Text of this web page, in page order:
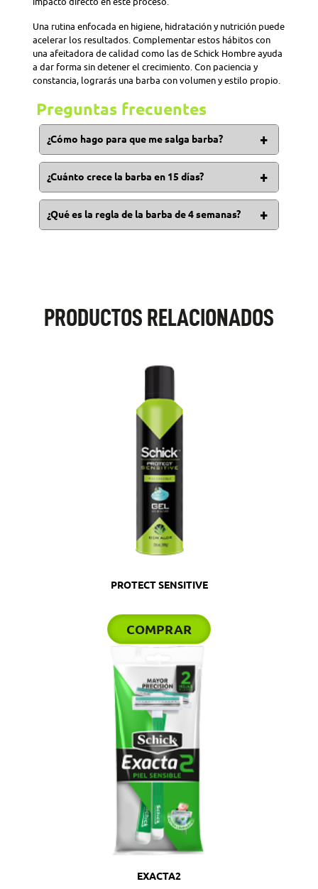
Una rutina enfocada en higiene, hidratación y nutrición puede
acelerar los resultados. Complementar estos hábitos con
una afeitadora de calidad como las de Schick Hombre ayuda
a dar forma sin detener el crecimiento. Con paciencia y
constancia, lograrás una barba con volumen y estilo propio.
Preguntas frecuentes
¿Cómo hago para que me salga barba?
Las proteínas, los alimentos que contienen vitaminas
A, B, C y E promueven el crecimiento del pelo. El
mantenerse hidratado, dormir bien y algunos
productos como el minoxidil pueden incentivar el
crecimiento de la barba.
¿Cuánto crece la barba en 15 días?
El crecimiento de la barba de forma natural varía de
una persona a otra y está influenciado por distintos
factores, como la genética, la salud y los niveles
¿Qué es la regla de la barba de 4 semanas?
PRODUCTOS RELACIONADOS
PROTECT SENSITIVE
COMPRAR
EXACTA2